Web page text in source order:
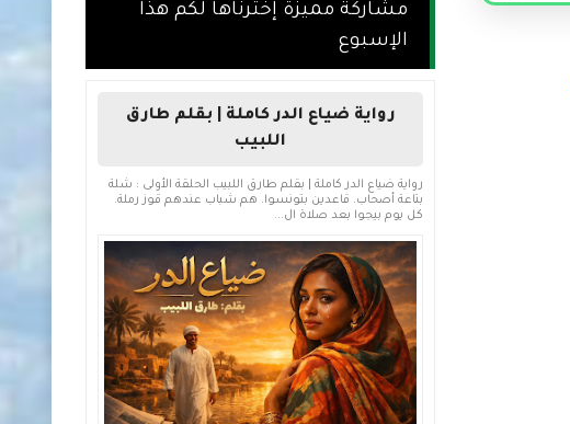
مشاركة مميزة إخترناها لكم هذا
الإسبوع
رواية ضياع الدر كاملة | بقلم طارق
اللبيب
رواية ضياع الدر كاملة | بقلم طارق اللبيب الحلقة الأولى : شلة
بتاعة أصحاب. قاعدين بتونسوا. هم شباب عندهم قوز رملة.
كل يوم بيجوا بعد صلاة ال...